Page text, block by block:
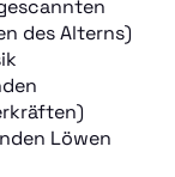
des Alterns)
Löwen